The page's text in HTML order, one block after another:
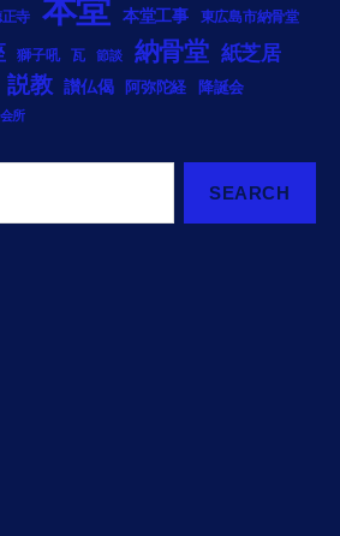
寺 本堂 本堂工事 東広島市納骨堂
獅子吼 瓦 節談 納骨堂 紙芝居
説教 讃仏偈 阿弥陀経 降誕会
所